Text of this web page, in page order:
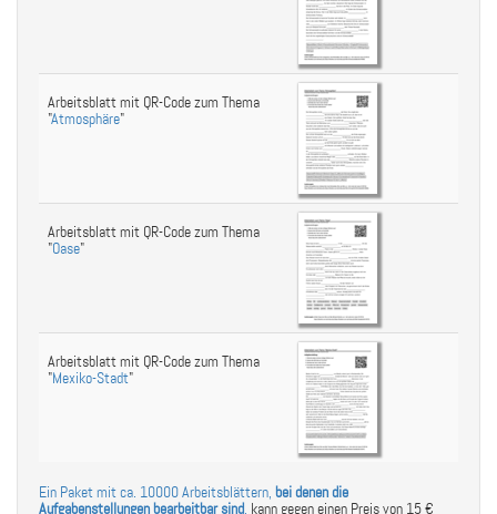
Arbeitsblatt mit QR-Code zum Thema
"Atmosphäre"
Arbeitsblatt mit QR-Code zum Thema
"Oase"
Arbeitsblatt mit QR-Code zum Thema
"Mexiko-Stadt"
Ein Paket mit ca. 10000 Arbeitsblättern, bei denen die
Aufgabenstellungen bearbeitbar sind, kann gegen einen Preis von 15 €